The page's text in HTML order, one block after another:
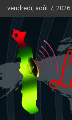
au
contenu
vendredi, août 7, 2026